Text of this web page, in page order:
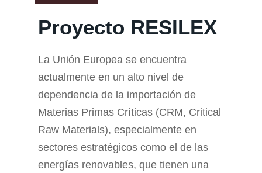
Proyecto RESILEX
La Unión Europea se encuentra
actualmente en un alto nivel de
dependencia de la importación de
Materias Primas Críticas (CRM, Critical
Raw Materials), especialmente en
sectores estratégicos como el de las
energías renovables, que tienen una